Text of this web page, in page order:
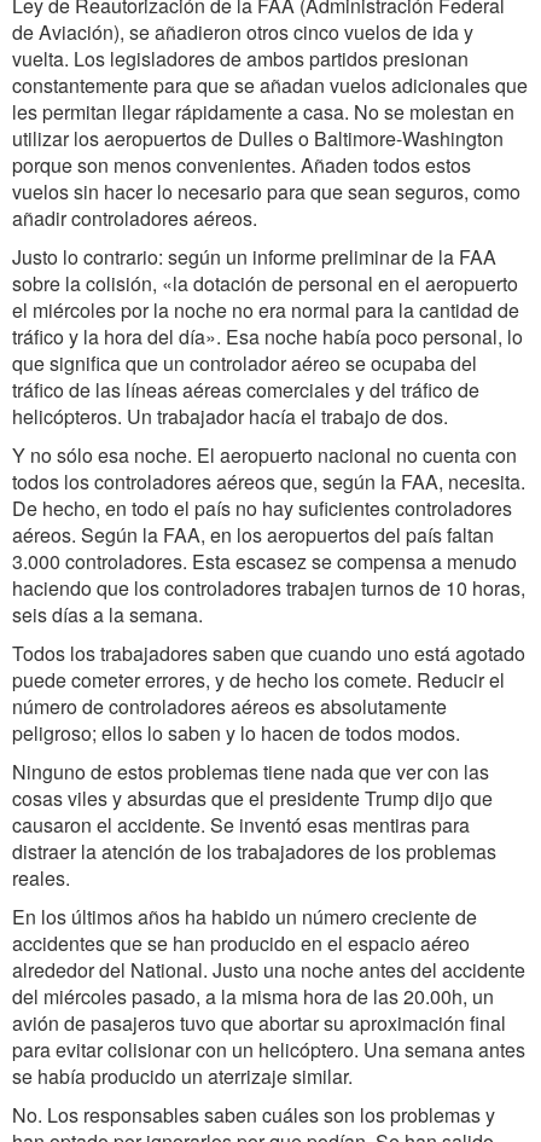
de Aviación), se añadieron otros cinco vuelos de ida y
vuelta. Los legisladores de ambos partidos presionan
constantemente para que se añadan vuelos adicionales que
les permitan llegar rápidamente a casa. No se molestan en
utilizar los aeropuertos de Dulles o Baltimore-Washington
porque son menos convenientes. Añaden todos estos
vuelos sin hacer lo necesario para que sean seguros, como
añadir controladores aéreos.
Justo lo contrario: según un informe preliminar de la FAA
sobre la colisión, «la dotación de personal en el aeropuerto
el miércoles por la noche no era normal para la cantidad de
tráfico y la hora del día». Esa noche había poco personal, lo
que significa que un controlador aéreo se ocupaba del
tráfico de las líneas aéreas comerciales y del tráfico de
helicópteros. Un trabajador hacía el trabajo de dos.
Y no sólo esa noche. El aeropuerto nacional no cuenta con
todos los controladores aéreos que, según la FAA, necesita.
De hecho, en todo el país no hay suficientes controladores
aéreos. Según la FAA, en los aeropuertos del país faltan
3.000 controladores. Esta escasez se compensa a menudo
haciendo que los controladores trabajen turnos de 10 horas,
seis días a la semana.
Todos los trabajadores saben que cuando uno está agotado
puede cometer errores, y de hecho los comete. Reducir el
número de controladores aéreos es absolutamente
peligroso; ellos lo saben y lo hacen de todos modos.
Ninguno de estos problemas tiene nada que ver con las
cosas viles y absurdas que el presidente Trump dijo que
causaron el accidente. Se inventó esas mentiras para
distraer la atención de los trabajadores de los problemas
reales.
En los últimos años ha habido un número creciente de
accidentes que se han producido en el espacio aéreo
alrededor del National. Justo una noche antes del accidente
del miércoles pasado, a la misma hora de las 20.00h, un
avión de pasajeros tuvo que abortar su aproximación final
para evitar colisionar con un helicóptero. Una semana antes
se había producido un aterrizaje similar.
No. Los responsables saben cuáles son los problemas y